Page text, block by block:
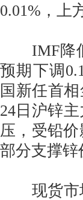
0.01%，上
IMF降低
预期下调
国新任首
24日沪锌
压，受铅
部分支撑锌
现货市场